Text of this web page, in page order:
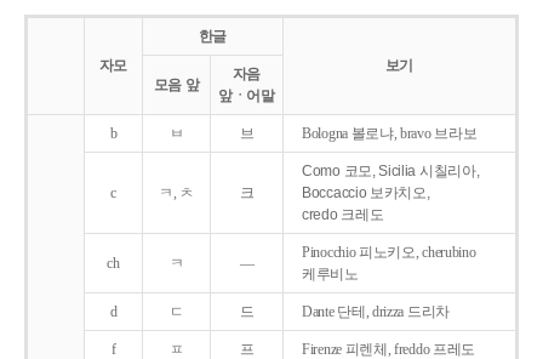
자모
한글
보기
모음 앞
자음
앞ㆍ어말
b ㅂ 브 Bologna 볼로냐, bravo 브라보
c ㅋ, ㅊ 크
Como 코모, Sicilia 시칠리아,
Boccaccio 보카치오,
credo 크레도
ch ㅋ ―
Pinocchio 피노키오, cherubino
케루비노
d ㄷ 드 Dante 단테, drizza 드리차
f ㅍ 프 Firenze 피렌체, freddo 프레도